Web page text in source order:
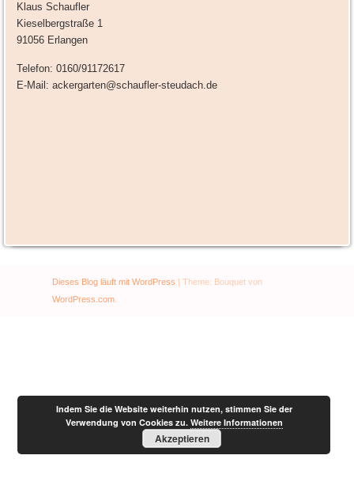
Klaus Schaufler
Kieselbergstraße 1
91056 Erlangen
Telefon: 0160/91172617
E-Mail: ackergarten@schaufler-steudach.de
Dieses Blog läuft mit WordPress
Theme: Bouquet von
WordPress.com
Indem Sie die Website weiterhin nutzen, stimmen Sie der
Verwendung von Cookies zu. Weitere Informationen
Akzeptieren